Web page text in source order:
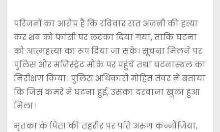
परिजनों का आरोप है कि रविवार रात अंजनी की हत्या
कर शव को फांसी पर लटका दिया गया, ताकि घटना
को आत्महत्या का रूप दिया जा सके। सूचना मिलने पर
पुलिस और मजिस्ट्रेट मौके पर पहुंचे तथा घटनास्थल का
निरीक्षण किया। पुलिस अधिकारी मोहित तंवर ने बताया
कि जिस कमरे में घटना हुई, उसका दरवाजा खुला हुआ
मिला।
मृतका के पिता की तहरीर पर पति अरुण कन्नौजिया,